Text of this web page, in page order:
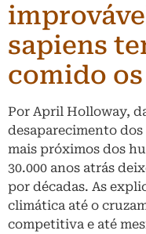
sapiens
comido
Por April Holloway,
desaparecimento
mais próximos dos
30.000 anos atrás
por décadas. As
climática até o
competitiva e até